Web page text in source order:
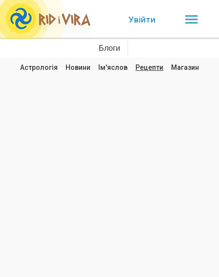
Увійти
Блоги
Астрологія Новини Ім'яслов Рецепти Магазин